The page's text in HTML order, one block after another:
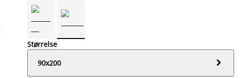
Størrelse
90x200
